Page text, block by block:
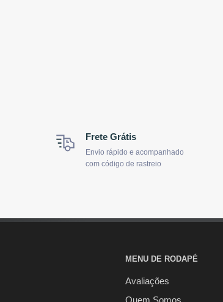
Frete Grátis
Envio rápido e acompanhado
com código de rastreio
MENU DE RODAPÉ
Avaliações
Quem Somos